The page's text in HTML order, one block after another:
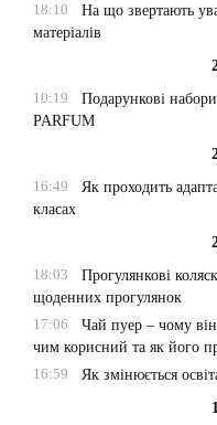
18:10
На що звертають
матеріалів
10:19
Подарункові
PARFUM
16:49
Як проходить
класах
18:03
Прогулянкові
щоденних прогулянок
17:06
Чай пуер – чому
чим корисний та як його
16:59
Як змінюється